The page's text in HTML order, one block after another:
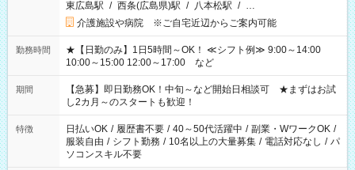
東広島駅 / 西条(広島県)駅 / 八本松駅 / …
介護施設や病院 ※ご自宅近辺からご案内可能
勤務時間
★【日勤のみ】1日5時間～OK！ ≪シフト例≫ 9:00～14:00
10:00～15:00 12:00～17:00 など
期間
【急募】即日勤務OK！中旬～など開始日相談可 ★まずはお試
し2カ月～のスタートも歓迎！
特徴 日払いOK / 履歴書不要 / 40～50代活躍中 / 副業・WワークOK /
服装自由 / シフト勤務 / 10名以上の大量募集 / 電話対応なし / パ
ソコンスキル不要